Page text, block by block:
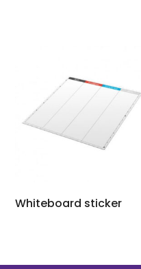
Whiteboard sticker